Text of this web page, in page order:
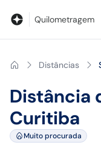
Quilometragem
Distâncias
Distância
Curitiba
Muito procurada